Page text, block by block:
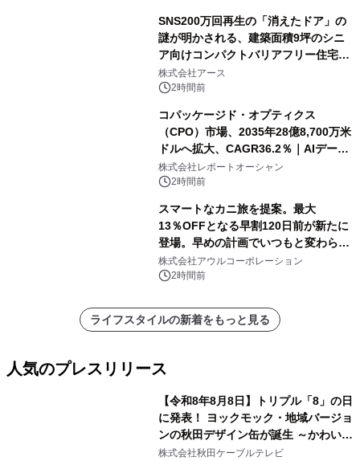
SNS200万回再生の「消えたドア」の
謎が明かされる、建築面積9坪のシニ
ア向けコンパクトバリアフリー住宅が
誕生
株式会社アース
2時間前
コパッケージド・オプティクス
（CPO）市場、2035年28億8,700万米
ドルへ拡大、CAGR36.2％｜AIデータ
センター・高速光通信需要が成長を加
速
株式会社レポートオーシャン
2時間前
スマートなカニ旅を提案。最大
13％OFFとなる早割120日前が新たに
登場。早めの計画でいつもと変わらぬ
大人の冬旅を。ー夕日ヶ浦温泉「佳松
苑 別邸ふうか」ー
株式会社アウルコーポレーション
2時間前
ライフスタイルの新着をもっと見る
人気のプレスリリース
【令和8年8月8日】トリプル「8」の日
に発表！ ヨックモック・地域バージョ
ンの秋田デザイン缶が誕生 ～かわいい
秋田犬の子犬と秋田の四季と名所を巡
株式会社秋田ケーブルテレビ